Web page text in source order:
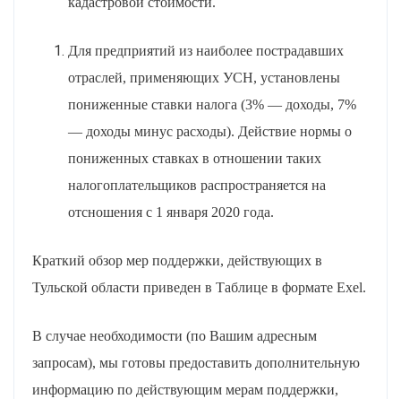
Для предприятий из наиболее пострадавших
отраслей, применяющих УСН, установлены
пониженные ставки налога (3% — доходы, 7%
— доходы минус расходы). Действие нормы о
пониженных ставках в отношении таких
налогоплательщиков распространяется на
отсношения с 1 января 2020 года.
Краткий обзор мер поддержки, действующих в
Тульской области приведен в Таблице в формате Exel.
В случае необходимости (по Вашим адресным
запросам), мы готовы предоставить дополнительную
информацию по действующим мерам поддержки,